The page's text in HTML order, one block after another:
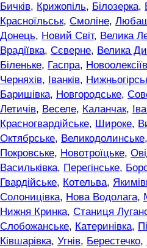
Бичків, Крижопіль, Білозерка,
Красноїльськ, Смоліне,
Донець, Новий Світ, Велика
Врадіївка, Сєверне, Велика
Біленьке, Гаспра,
Черняхів, Іванків,
Баришівка, Новгородське,
Летичів, Веселе, Каланчак,
Красногвардійське, Широке,
Октябрське, Великодолинське,
Покровське, Новотроїцьке,
Васильківка, Перегінське,
Гвардійське, Котельва,
Солоницівка, Нова Водолага,
Нижня Кринка, Станиця
Слобожанське, Катеринівка,
Ківшарівка, Угнів, Берестечко,